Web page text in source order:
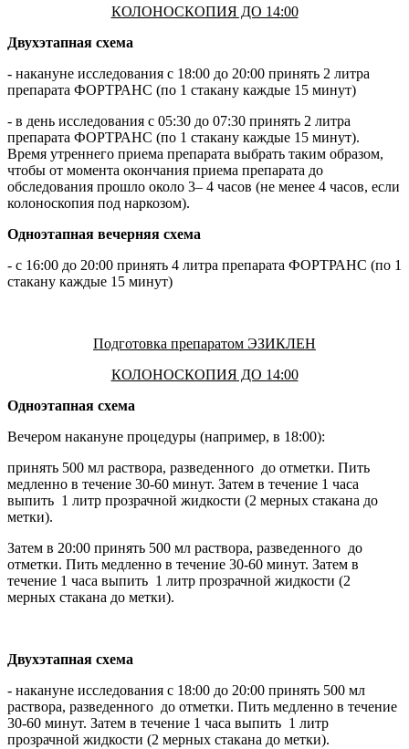
КОЛОНОСКОПИЯ ДО 14:00
Двухэтапная схема
- накануне исследования с 18:00 до 20:00 принять 2 литра
препарата ФОРТРАНС (по 1 стакану каждые 15 минут)
- в день исследования с 05:30 до 07:30 принять 2 литра
препарата ФОРТРАНС (по 1 стакану каждые 15 минут).
Время утреннего приема препарата выбрать таким образом,
чтобы от момента окончания приема препарата до
обследования прошло около 3– 4 часов (не менее 4 часов, если
колоноскопия под наркозом).
Одноэтапная вечерняя схема
- с 16:00 до 20:00 принять 4 литра препарата ФОРТРАНС (по 1
стакану каждые 15 минут)
Подготовка препаратом ЭЗИКЛЕН
КОЛОНОСКОПИЯ ДО 14:00
Одноэтапная схема
Вечером накануне процедуры (например, в 18:00):
принять 500 мл раствора, разведенного до отметки. Пить
медленно в течение 30-60 минут. Затем в течение 1 часа
выпить 1 литр прозрачной жидкости (2 мерных стакана до
метки).
Затем в 20:00 принять 500 мл раствора, разведенного до
отметки. Пить медленно в течение 30-60 минут. Затем в
течение 1 часа выпить 1 литр прозрачной жидкости (2
мерных стакана до метки).
Двухэтапная схема
- накануне исследования с 18:00 до 20:00 принять 500 мл
раствора, разведенного до отметки. Пить медленно в течение
30-60 минут. Затем в течение 1 часа выпить 1 литр
прозрачной жидкости (2 мерных стакана до метки).